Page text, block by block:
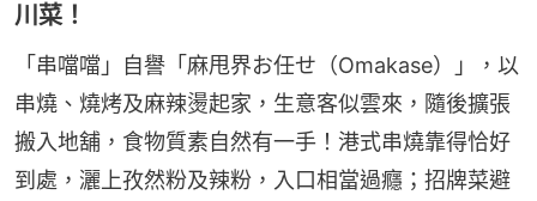
川菜！
「串噹噹」自譽「麻甩界お任せ（Omakase）」，以
串燒、燒烤及麻辣燙起家，生意客似雲來，隨後擴張
搬入地舖，食物質素自然有一手！港式串燒靠得恰好
到處，灑上孜然粉及辣粉，入口相當過癮；招牌菜避